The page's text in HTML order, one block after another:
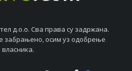
д.о.о. Сва права су задржана.
забрањeно, осим уз одобрeњe
власника.